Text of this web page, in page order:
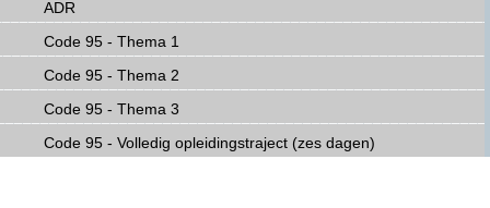
Opleidingsportaal Transportportaal
ADR
Code 95 - Thema 1
Code 95 - Thema 2
Code 95 - Thema 3
Code 95 - Volledig opleidingstraject (zes dagen)